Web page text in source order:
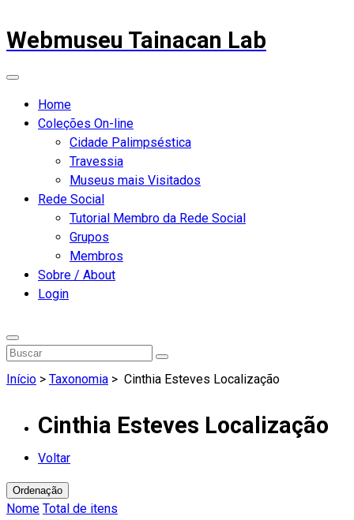
Webmuseu Tainacan Lab
Home
Coleções On-line
Cidade Palimpséstica
Travessia
Museus mais Visitados
Rede Social
Tutorial Membro da Rede Social
Grupos
Membros
Sobre / About
Login
Início > Taxonomia > Cinthia Esteves Localização
Cinthia Esteves Localização
Voltar
Ordenação
Nome Total de itens